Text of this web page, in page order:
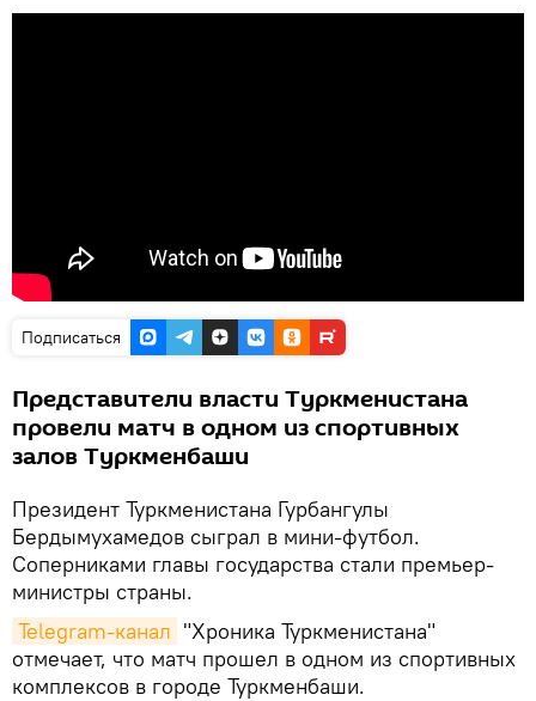
Подписаться
Представители власти Туркменистана
провели матч в одном из спортивных
залов Туркменбаши
Президент Туркменистана Гурбангулы
Бердымухамедов сыграл в мини-футбол.
Соперниками главы государства стали премьер-
министры страны.
Telegram-канал "Хроника Туркменистана"
отмечает, что матч прошел в одном из спортивных
комплексов в городе Туркменбаши.